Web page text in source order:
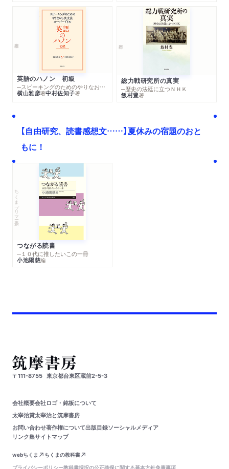
英語のハノン 初級
─スピーキングのためのやりなおし英文法スーパードリル
横山雅彦著中村佐知子著
総力戦研究所の真実
─歴史の法廷に立つＮＨＫ
飯村豊著
【自由研究、読書感想文……】夏休みの宿題のおと
もに！
ちくまプリマー新書
つながる読書
─１０代に推したいこの一冊
小池陽慈編
〒111-8755 東京都台東区蔵前2-5-3
会社概要会社ロゴ・銘板について
太宰治賞太宰治と筑摩書房
お問い合わせ著作権について出版目録ソーシャルメディア
リンク集サイトマップ
webちくま
ちくまの教科書
プライバシーポリシー教科書採択の公正確保に関する基本方針免責事項